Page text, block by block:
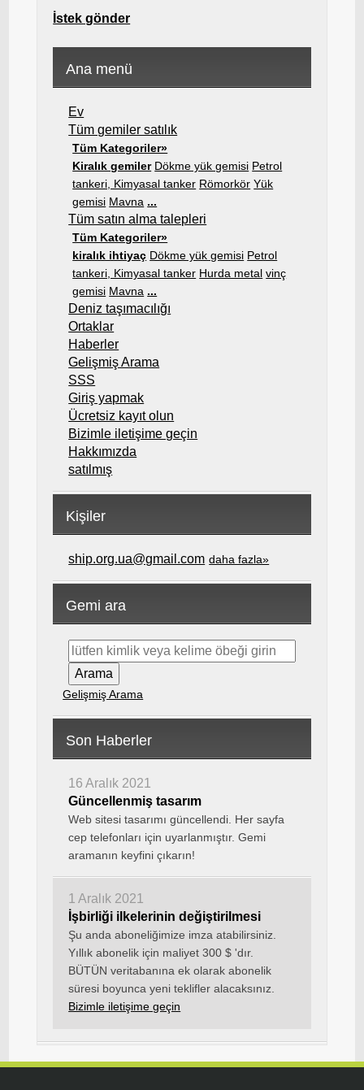
İstek gönder
Ana menü
Ev
Tüm gemiler satılık
Tüm Kategoriler»
Kiralık gemiler Dökme yük gemisi Petrol
tankeri, Kimyasal tanker Römorkör Yük
gemisi Mavna ...
Tüm satın alma talepleri
Tüm Kategoriler»
kiralık ihtiyaç Dökme yük gemisi Petrol
tankeri, Kimyasal tanker Hurda metal vinç
gemisi Mavna ...
Deniz taşımacılığı
Ortaklar
Haberler
Gelişmiş Arama
SSS
Giriş yapmak
Ücretsiz kayıt olun
Bizimle iletişime geçin
Hakkımızda
satılmış
Kişiler
ship.org.ua@gmail.com daha fazla»
Gemi ara
Gelişmiş Arama
Son Haberler
16 Aralık 2021
Güncellenmiş tasarım
Web sitesi tasarımı güncellendi. Her sayfa
cep telefonları için uyarlanmıştır. Gemi
aramanın keyfini çıkarın!
1 Aralık 2021
İşbirliği ilkelerinin değiştirilmesi
Şu anda aboneliğimize imza atabilirsiniz.
Yıllık abonelik için maliyet 300 $ 'dır.
BÜTÜN veritabanına ek olarak abonelik
süresi boyunca yeni teklifler alacaksınız.
Bizimle iletişime geçin